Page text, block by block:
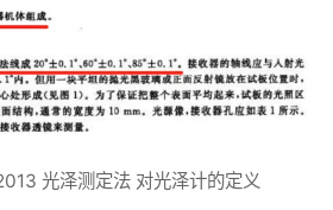
光泽测定法 对光泽计的定义